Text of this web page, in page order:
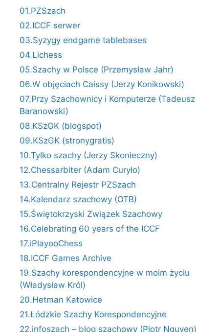
01.PZSzach
02.ICCF serwer
03.Syzygy endgame tablebases
04.Lichess
05.Szachy w Polsce (Przemysław Jahr)
06.W objęciach Caissy (Jerzy Konikowski)
07.Przy Szachownicy i Komputerze (Tadeusz
Baranowski)
08.KSzGK (blogspot)
09.KSzGK (stronygratis)
10.Tylko szachy (Jerzy Skonieczny)
12.Chessarbiter (Adam Curyło)
13.Centralny Rejestr PZSzach
14.Kalendarz szachowy (OTB)
15.Świętokrzyski Związek Szachowy
16.Celebrating 60 years of the ICCF
17.iPlayooChess
18.ICCF Games Archive
19.Szachy korespondencyjne w moim życiu
(Władysław Król)
20.Hetman Katowice
21.Łódzkie Szachy Korespondencyjne
22.infoszach – blog szachowy (Piotr Nguyen)